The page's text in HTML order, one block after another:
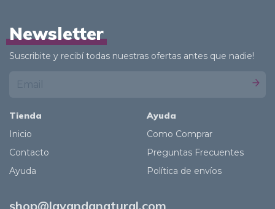
Newsletter
Suscribite y recibí todas nuestras ofertas antes que nadie!
Tienda
Inicio
Contacto
Ayuda
Ayuda
Como Comprar
Preguntas Frecuentes
Política de envíos
shop@lavandanatural.com